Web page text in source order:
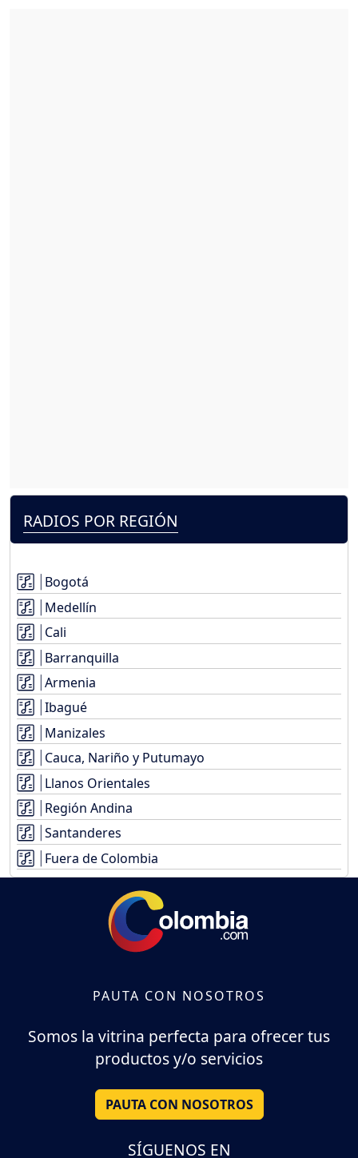
RADIOS POR REGIÓN
Bogotá
Medellín
Cali
Barranquilla
Armenia
Ibagué
Manizales
Cauca, Nariño y Putumayo
Llanos Orientales
Región Andina
Santanderes
Fuera de Colombia
PAUTA CON NOSOTROS
Somos la vitrina perfecta para ofrecer tus
productos y/o servicios
PAUTA CON NOSOTROS
SÍGUENOS EN